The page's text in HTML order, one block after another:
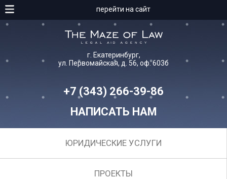
перейти на сайт
г. Екатеринбург,
ул. Первомайская, д. 56, оф. 603б
+7 (343) 266-39-86
НАПИСАТЬ НАМ
ЮРИДИЧЕСКИЕ УСЛУГИ
ПРОЕКТЫ